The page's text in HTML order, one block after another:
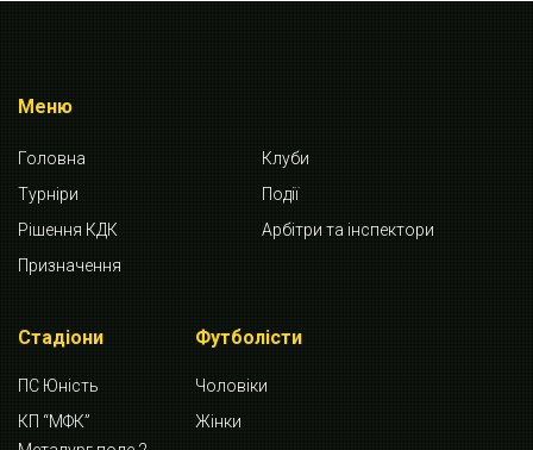
Меню
Головна
Клуби
Турніри
Події
Рішення КДК
Арбітри та інспектори
Призначення
Стадіони
ПС Юність
КП “МФК”
Футболісти
Чоловіки
Жінки